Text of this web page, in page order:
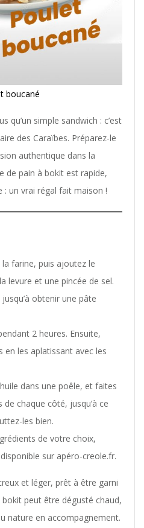
boucané
qu’un simple sandwich : c’est
des Caraïbes. Préparez-le
authentique dans la
de pain à bokit est rapide,
un vrai régal fait maison !
farine, puis ajoutez le
levure et une pincée de sel.
obtenir une pâte
2 heures. Ensuite,
les aplatissant avec les
dans une poêle, et faites
chaque côté, jusqu’à ce
les bien.
de votre choix,
sur apéro-creole.fr.
et léger, prêt à être garni
peut être dégusté chaud,
nature en accompagnement.